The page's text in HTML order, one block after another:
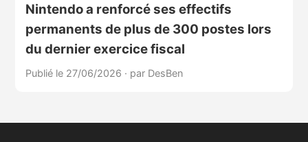
Nintendo a renforcé ses effectifs
permanents de plus de 300 postes lors
du dernier exercice fiscal
Publié le 27/06/2026 · par DesBen